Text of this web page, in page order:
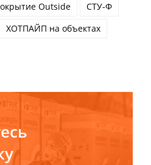
Outside
СТУ-Ф
ХОТПАЙП на объектах